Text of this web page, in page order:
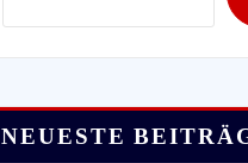
NEUESTE